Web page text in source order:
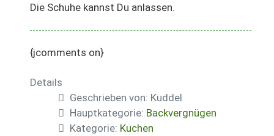
Die Schuhe kannst Du anlassen.
{jcomments on}
Details
Geschrieben von: Kuddel
Hauptkategorie: Backvergnügen
Kategorie: Kuchen